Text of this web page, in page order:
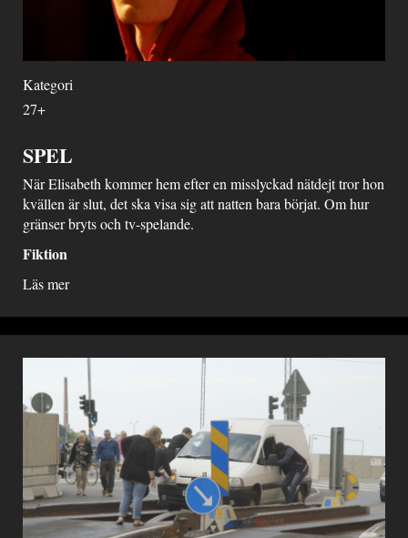
Kategori
27+
SPEL
När Elisabeth kommer hem efter en misslyckad nätdejt tror hon
kvällen är slut, det ska visa sig att natten bara börjat. Om hur
gränser bryts och tv-spelande.
Fiktion
Läs mer